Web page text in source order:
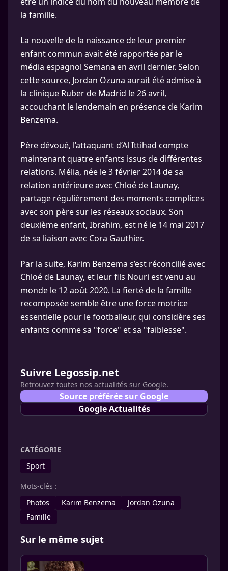
la famille.
La nouvelle de la naissance de leur premier
enfant commun avait été rapportée par le
média espagnol Semana en avril dernier. Selon
cette source, Jordan Ozuna aurait été admise à
la clinique Ruber de Madrid le 26 avril,
accouchant le lendemain en présence de Karim
Benzema.
Père dévoué, l’attaquant d’Al Ittihad compte
maintenant quatre enfants issus de différentes
relations. Mélia, née le 3 février 2014 de sa
relation antérieure avec Chloé de Launay,
partage régulièrement des moments complices
avec son père sur les réseaux sociaux. Son
deuxième enfant, Ibrahim, est né le 14 mai 2017
de sa liaison avec Cora Gauthier.
Par la suite, Karim Benzema s’est réconcilié avec
Chloé de Launay, et leur fils Nouri est venu au
monde le 12 août 2020. La fierté de la famille
recomposée semble être une force motrice
essentielle pour le footballeur, qui considère ses
enfants comme sa "force" et sa "faiblesse".
Suivre Legossip.net
Retrouvez toutes nos actualités sur Google.
Source préférée sur Google
Google Actualités
CATÉGORIE
Sport
Mots-clés :
Photos
Karim Benzema
Jordan Ozuna
Famille
Sur le même sujet